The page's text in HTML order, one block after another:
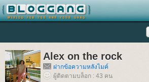
Alex on the rock
ฝากข้อความหลังไมค์
ผู้ติดตามบล็อก : 43 คน